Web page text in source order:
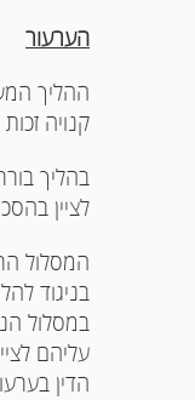
הערעור
ההליך
קנויה
בהליך
לציין
בניגוד
במסלול
עליהם
הדין